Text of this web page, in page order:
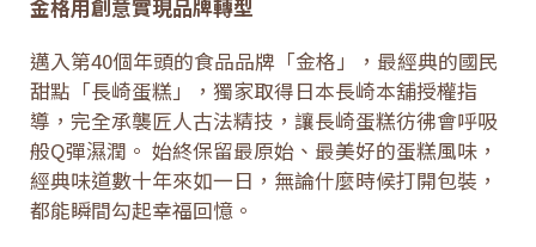
金格用創意實現品牌轉型
邁入第40個年頭的食品品牌「金格」，最經典的國民
甜點「長崎蛋糕」，獨家取得日本長崎本舖授權指
導，完全承襲匠人古法精技，讓長崎蛋糕彷彿會呼吸
般Q彈濕潤。 始終保留最原始、最美好的蛋糕風味，
經典味道數十年來如一日，無論什麼時候打開包裝，
都能瞬間勾起幸福回憶。